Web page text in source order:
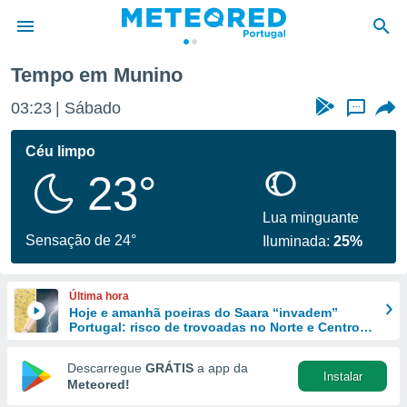
da
foi
fornecidas
a este
das
e
forma
digital
Tempo em Munino
03:23 Sábado ...
Céu limpo
23°
Sensação de 24°
Lua minguante
Iluminada:25%
Última hora
Hoje e amanhã poeiras do Saara “invadem”
Portugal: risco de trovoadas no Norte e Centro
Descarregue GRÁTIS a app da
Meteored!
Instalar